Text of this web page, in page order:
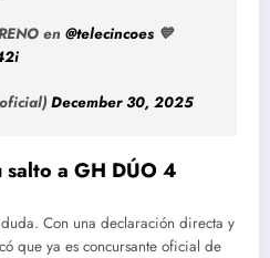
en @telecincoes 💙
December 30, 2025
salto a GH DÚO 4
Con una declaración directa y
que ya es concursante oficial de